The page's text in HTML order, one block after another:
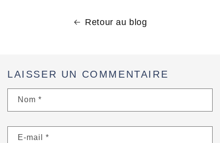
Retour au blog
LAISSER UN COMMENTAIRE
Nom *
E-mail *